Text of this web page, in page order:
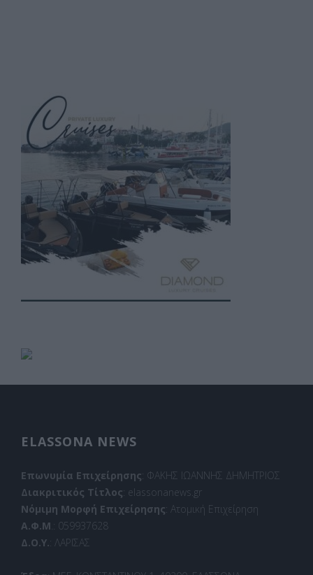
ELASSONA NEWS
Επωνυμία Επιχείρησης: ΦΑΚΗΣ ΙΩΑΝΝΗΣ ΔΗΜΗΤΡΙΟΣ
Διακριτικός Τίτλος: elassonanews.gr
Νόμιμη Μορφή Επιχείρησης: Ατομική Επιχείρηση
Α.Φ.Μ .: 059937628
Δ.Ο.Υ.: ΛΑΡΙΣΑΣ